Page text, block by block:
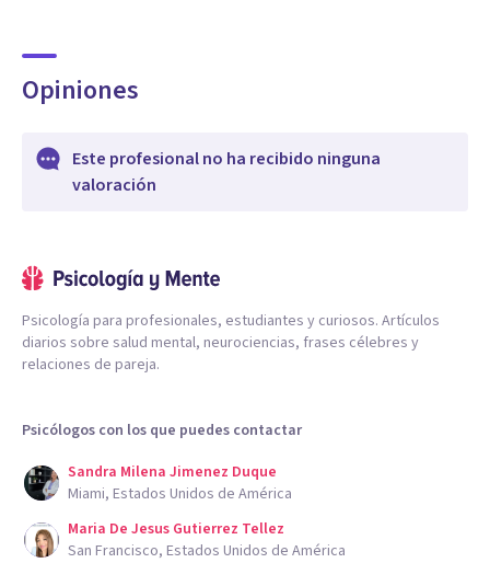
Opiniones
Este profesional no ha recibido ninguna
valoración
Psicología para profesionales, estudiantes y curiosos. Artículos
diarios sobre salud mental, neurociencias, frases célebres y
relaciones de pareja.
Psicólogos con los que puedes contactar
Sandra Milena Jimenez Duque
Miami, Estados Unidos de América
Maria De Jesus Gutierrez Tellez
San Francisco, Estados Unidos de América